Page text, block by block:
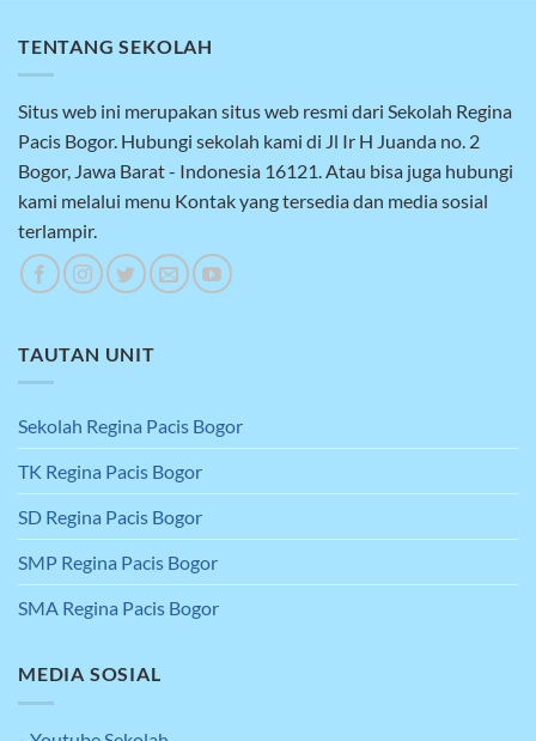
TENTANG SEKOLAH
Situs web ini merupakan situs web resmi dari Sekolah Regina
Pacis Bogor. Hubungi sekolah kami di Jl Ir H Juanda no. 2
Bogor, Jawa Barat - Indonesia 16121. Atau bisa juga hubungi
kami melalui menu Kontak yang tersedia dan media sosial
terlampir.
TAUTAN UNIT
Sekolah Regina Pacis Bogor
TK Regina Pacis Bogor
SD Regina Pacis Bogor
SMP Regina Pacis Bogor
SMA Regina Pacis Bogor
MEDIA SOSIAL